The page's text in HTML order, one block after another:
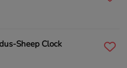
Sheep Clock